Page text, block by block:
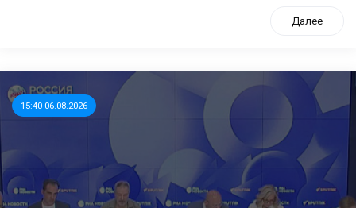
Далее
15:40 06.08.2026